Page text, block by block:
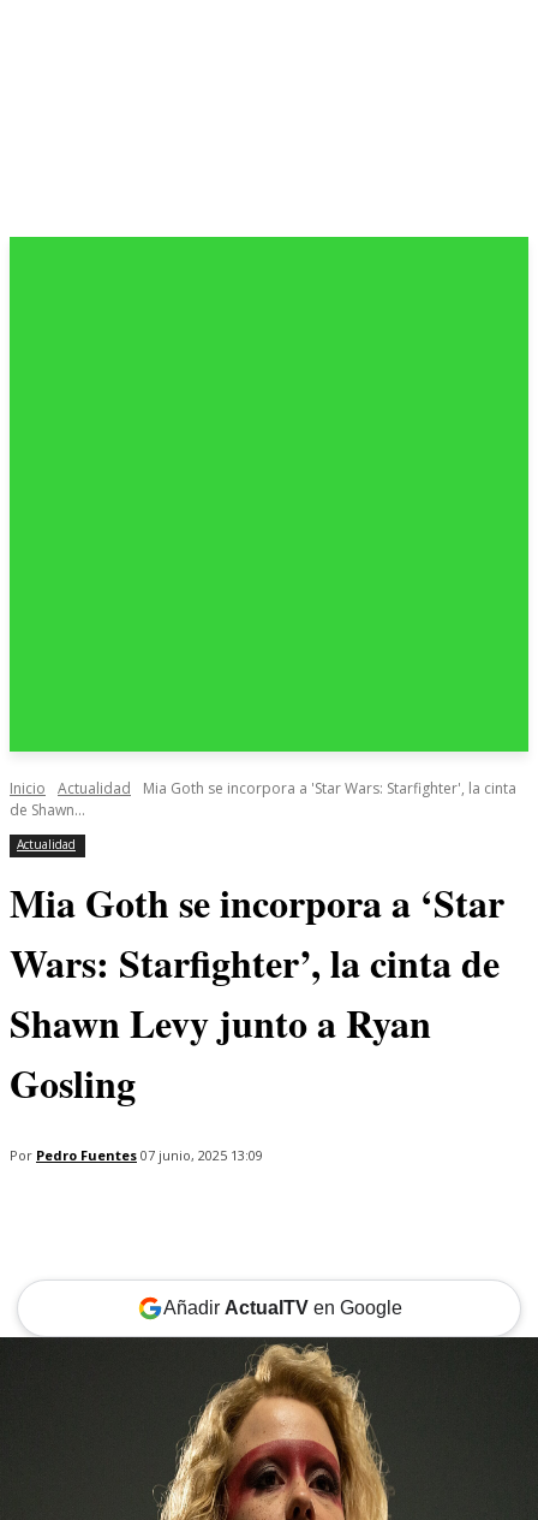
Inicio Actualidad
Mia Goth se incorpora a 'Star Wars: Starfighter', la cinta
de Shawn...
Actualidad
Mia Goth se incorpora a ‘Star
Wars: Starfighter’, la cinta de
Shawn Levy junto a Ryan
Gosling
Por Pedro Fuentes 07 junio, 2025 13:09
Añadir ActualTVen Google